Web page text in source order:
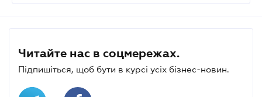
Читайте нас в соцмережах.
Підпишіться, щоб бути в курсі усіх бізнес-новин.